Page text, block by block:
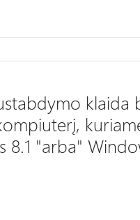
klaida
8.1 "arba"